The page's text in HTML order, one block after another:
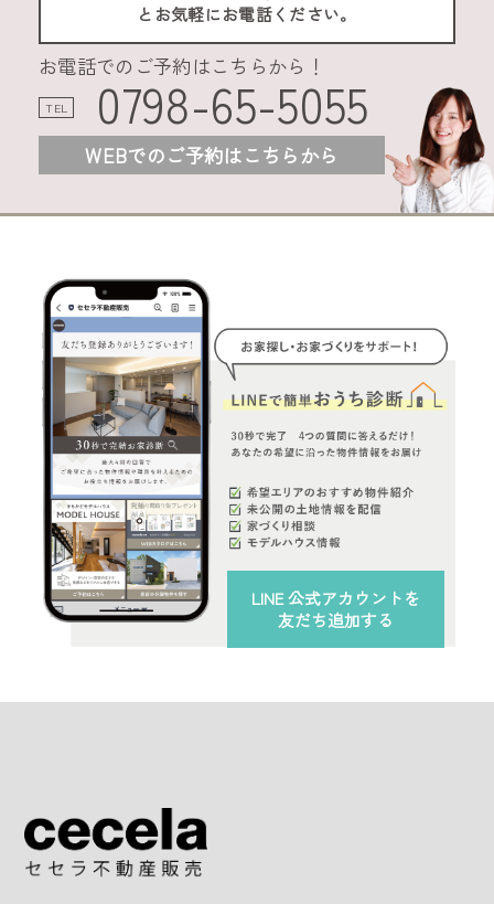
とお気軽にお電話ください。
お電話でのご予約はこちらから！
TEL 0798-65-5055
WEBでのご予約はこちらから
LINE 公式アカウントを
友だち追加する